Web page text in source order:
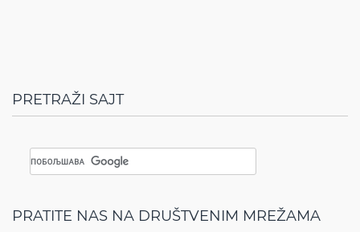
PRETRAŽI SAJT
PRATITE NAS NA DRUŠTVENIM MREŽAMA